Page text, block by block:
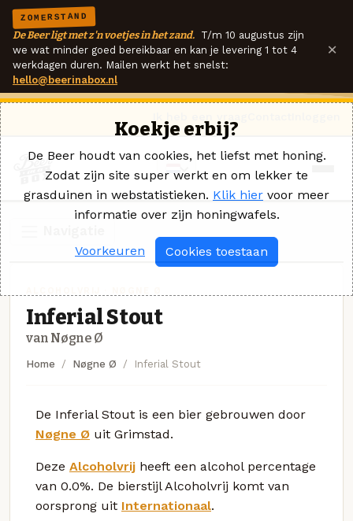
ZOMERSTAND
De Beer ligt met z'n voetjes in het zand. T/m 10 augustus zijn
we wat minder goed bereikbaar en kan je levering 1 tot 4
werkdagen duren. Mailen werkt het snelst:
hello@beerinabox.nl
×
Inferial Stout
van Nøgne Ø
Home Nøgne Ø Inferial Stout
De Inferial Stout is een bier gebrouwen door
Nøgne Ø uit Grimstad.
Deze Alcoholvrij heeft een alcohol percentage
van 0.0%. De bierstijl Alcoholvrij komt van
oorsprong uit Internationaal.
Koekje erbij?
De Beer houdt van cookies, het liefst met honing.
Zodat zijn site super werkt en om lekker te
grasduinen in webstatistieken. Klik hier voor meer
informatie over zijn honingwafels.
Voorkeuren Cookies toestaan